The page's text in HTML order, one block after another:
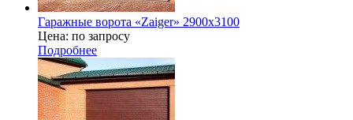
Гаражные ворота «Zaiger» 2900x3100
Цена: по запросу
Подробнее